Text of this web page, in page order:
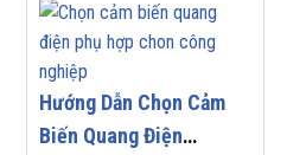
Hướng Dẫn Chọn Cảm
Biến Quang Điện